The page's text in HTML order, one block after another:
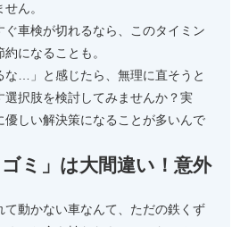
ん。
ぐ車検が切れるなら、このタイミン
になることも。
な…」と感じたら、無理に直そうと
選択肢を検討してみませんか？実
優しい解決策になることが多いんで
ゴミ」は大間違い！意外
て動かない車なんて、ただの鉄くず